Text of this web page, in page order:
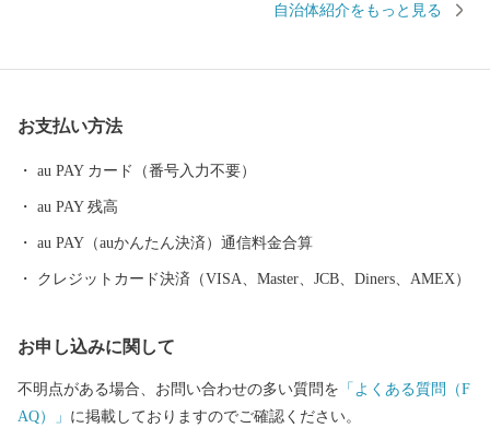
び、ナガレコ、伊勢えびなど海産物も豊富です。 【色とりどりの
高速のインターそばには広々とした日高川オートキャンプ場があ
め、「御坊」の由来となった寺内町、宮子姫の伝説など、名所・
旧跡や伝説が数多く残り、当時の息づかいを体感できます。 頂い
た寄付金は、子供たちの教育環境の整備、みんなが安心して暮ら
自治体紹介をもっと見る
お支払い方法
au PAY カード（番号入力不要）
au PAY 残高
au PAY（auかんたん決済）通信料金合算
クレジットカード決済（VISA、Master、JCB、Diners、AMEX）
お申し込みに関して
不明点がある場合、お問い合わせの多い質問を 「よくある質問（F
AQ）」 に掲載しておりますのでご確認ください。